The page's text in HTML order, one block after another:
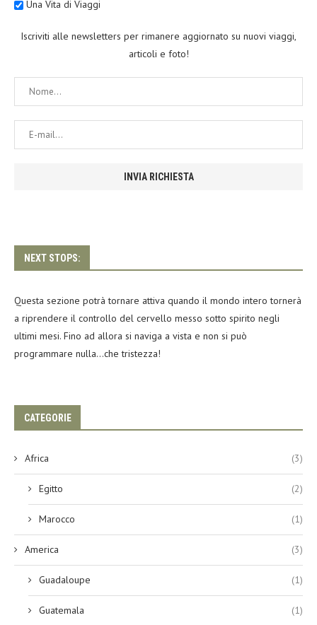
Una Vita di Viaggi
Iscriviti alle newsletters per rimanere aggiornato su nuovi viaggi,
articoli e foto!
NEXT STOPS:
Questa sezione potrà tornare attiva quando il mondo intero tornerà
a riprendere il controllo del cervello messo sotto spirito negli
ultimi mesi. Fino ad allora si naviga a vista e non si può
programmare nulla…che tristezza!
CATEGORIE
Africa (3)
Egitto (2)
Marocco (1)
America (3)
Guadaloupe (1)
Guatemala (1)